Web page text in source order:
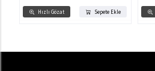
Hızlı Gözat Sepete Ekle